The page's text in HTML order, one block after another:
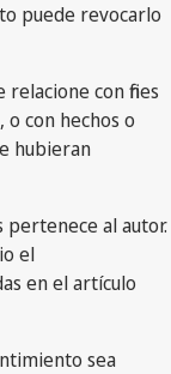
puede revocarlo
con fines
o con hechos o
hubieran
al autor.
el
en el artículo
sea